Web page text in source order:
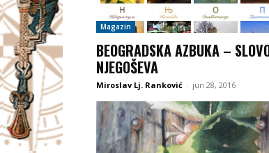
Magazin
BEOGRADSKA AZBUKA –
NJEGOŠEVA
Miroslav Lj. Ranković - jun 28, 2016